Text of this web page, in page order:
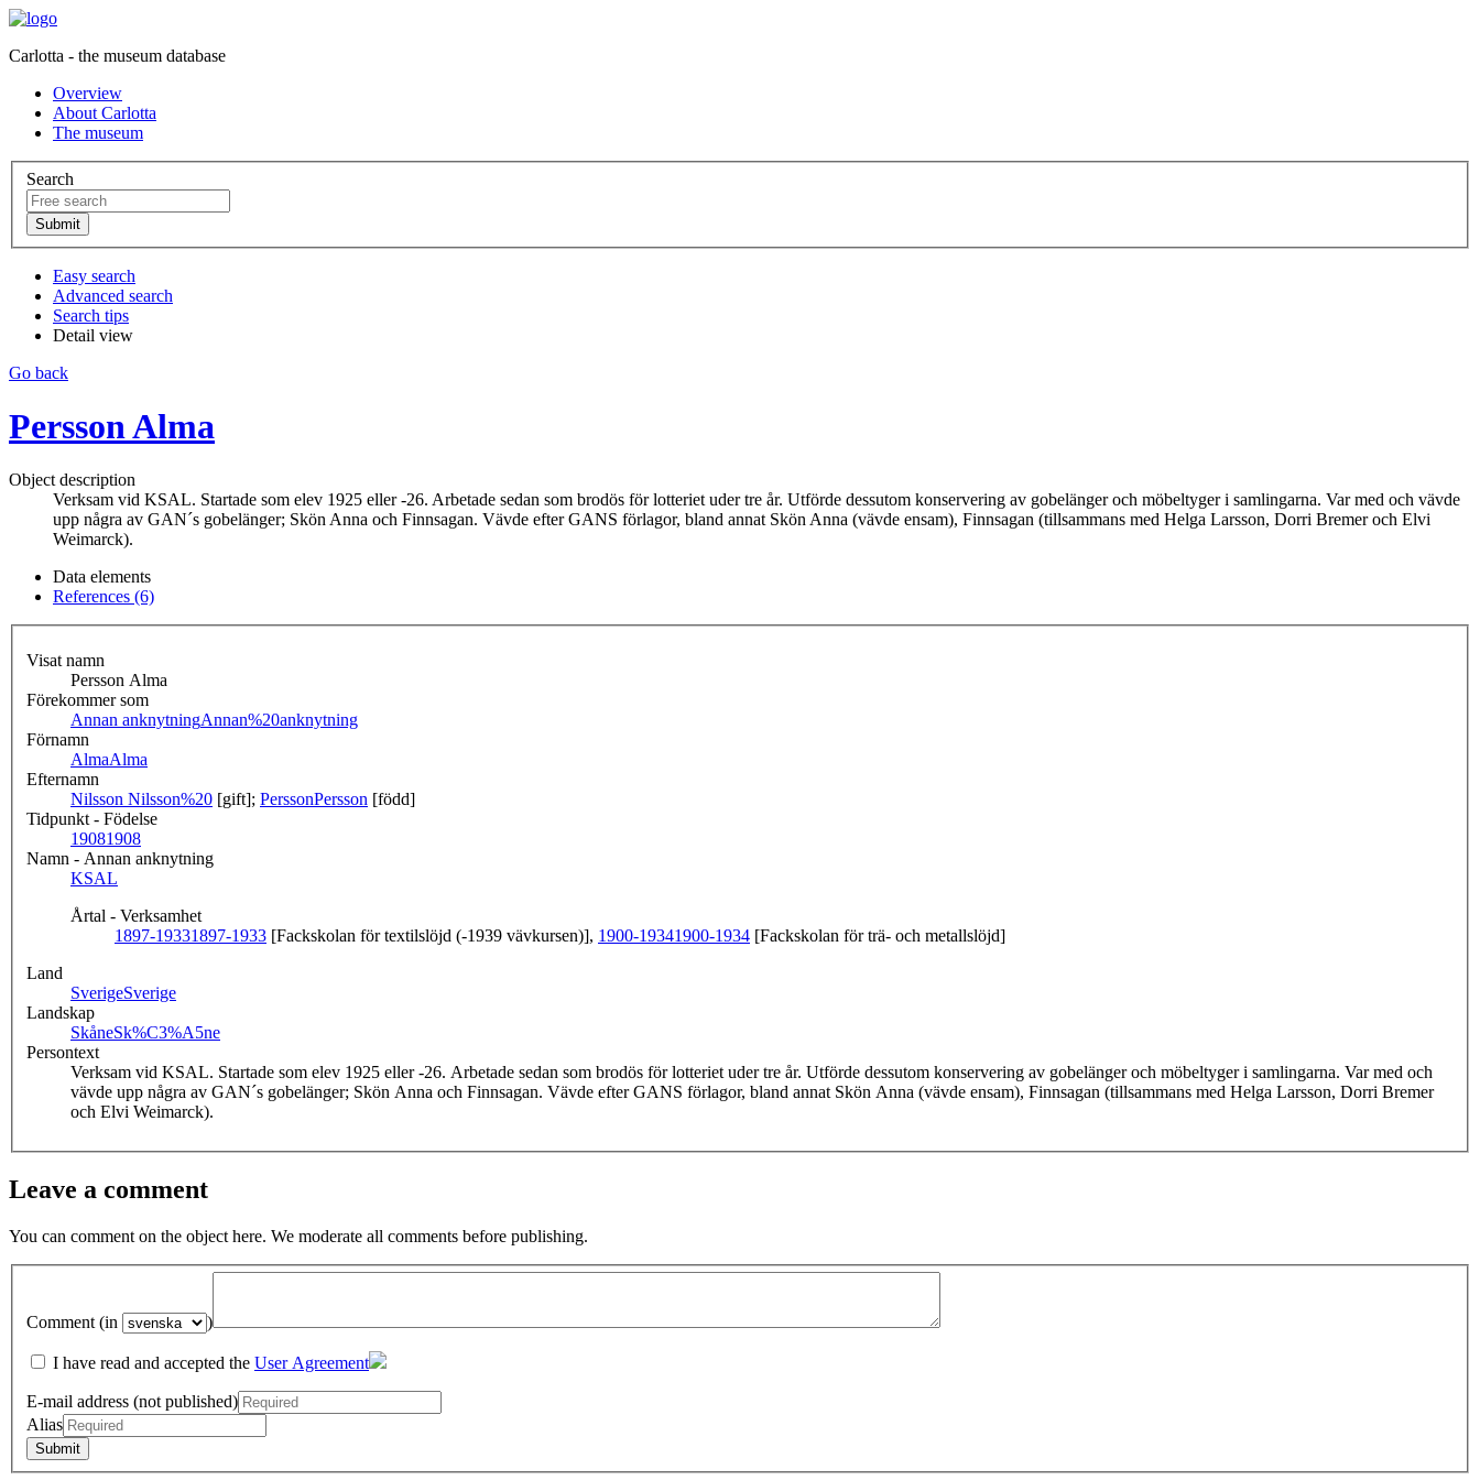
Carlotta - the museum database
Overview
About Carlotta
The museum
Search
Easy search
Advanced search
Search tips
Detail view
Go back
Persson Alma
Object description
Verksam vid KSAL. Startade som elev 1925 eller -26. Arbetade sedan som brodös för lotteriet uder tre år. Utförde dessutom konservering av gobelänger och möbeltyger i samlingarna. Var med och vävde
upp några av GAN´s gobelänger; Skön Anna och Finnsagan. Vävde efter GANS förlagor, bland annat Skön Anna (vävde ensam), Finnsagan (tillsammans med Helga Larsson, Dorri Bremer och Elvi
Weimarck).
Data elements
References (6)
Visat namn
Persson Alma
Förekommer som
Annan anknytningAnnan%20anknytning
Förnamn
AlmaAlma
Efternamn
Nilsson Nilsson%20 [gift]; PerssonPersson [född]
Tidpunkt - Födelse
19081908
Namn - Annan anknytning
KSAL
Årtal - Verksamhet
1897-19331897-1933 [Fackskolan för textilslöjd (-1939 vävkursen)], 1900-19341900-1934 [Fackskolan för trä- och metallslöjd]
Land
SverigeSverige
Landskap
SkåneSk%C3%A5ne
Persontext
Verksam vid KSAL. Startade som elev 1925 eller -26. Arbetade sedan som brodös för lotteriet uder tre år. Utförde dessutom konservering av gobelänger och möbeltyger i samlingarna. Var med och
vävde upp några av GAN´s gobelänger; Skön Anna och Finnsagan. Vävde efter GANS förlagor, bland annat Skön Anna (vävde ensam), Finnsagan (tillsammans med Helga Larsson, Dorri Bremer
och Elvi Weimarck).
Leave a comment
You can comment on the object here. We moderate all comments before publishing.
Comment (in )
I have read and accepted the User Agreement
E-mail address (not published)
Alias